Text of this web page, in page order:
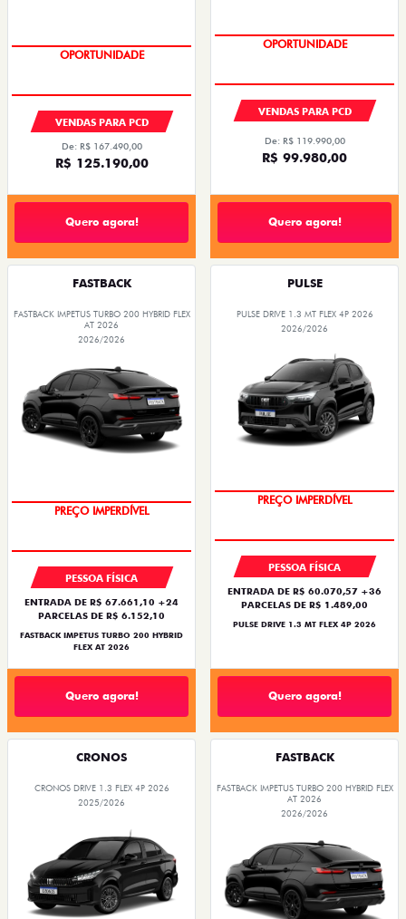
OPORTUNIDADE
VENDAS PARA PCD
De: R$ 167.490,00
R$ 125.190,00
Quero agora!
OPORTUNIDADE
VENDAS PARA PCD
De: R$ 119.990,00
R$ 99.980,00
Quero agora!
FASTBACK
FASTBACK IMPETUS TURBO 200 HYBRID FLEX
AT 2026
2026/2026
OPORTUNIDADE
PESSOA FÍSICA
ENTRADA DE R$ 67.661,10 +24
PARCELAS DE R$ 6.152,10
FASTBACK IMPETUS TURBO 200 HYBRID
FLEX AT 2026
Quero agora!
PULSE
PULSE DRIVE 1.3 MT FLEX 4P 2026
2026/2026
OPORTUNIDADE
PESSOA FÍSICA
ENTRADA DE R$ 60.070,57 +36
PARCELAS DE R$ 1.489,00
PULSE DRIVE 1.3 MT FLEX 4P 2026
Quero agora!
CRONOS
CRONOS DRIVE 1.3 FLEX 4P 2026
2025/2026
FASTBACK
FASTBACK IMPETUS TURBO 200 HYBRID FLEX
AT 2026
2026/2026